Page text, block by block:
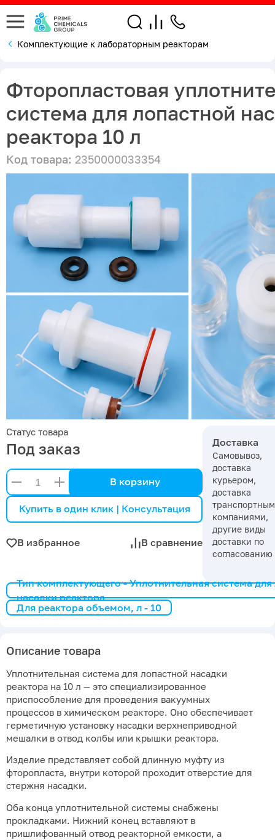
Комплектующие к лабораторным реакторам
Фторопластовая
система для лопастной
реактора 10 л
Код товара: 2350000033354
Статус товара
Под заказ
В корзину
Купить в один клик | Консультация
В избранное В сравнение
Доставка
Самовывоз,
доставка
курьером,
доставка
компаниями,
другие виды
доставки по
согласованию
Тип комплектующего - Уплотнительная система для
насадки реактора
Для реактора объемом, л - 10
Описание товара
Уплотнительная система для лопастной насадки
реактора на 10 л — это специализированное
приспособление для проведения вакуумных
процессов в химическом реакторе. Оно обеспечивает
герметичную установку насадки верхнеприводной
мешалки в отвод колбы или крышки реактора.
Изделие представляет собой длинную муфту из
фторопласта, внутри которой проходит отверстие для
стержня насадки.
Оба конца уплотнительной системы снабжены
прокладками. Нижний конец вставляют в
пришлифованный отвод реакторной емкости, а